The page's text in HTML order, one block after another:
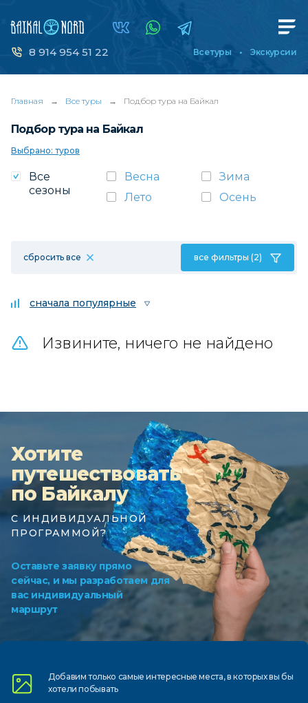
8 914 954 51 22 Все туры Экскурсии
Главная → Все туры → Подбор тура на Байкал
Подбор тура на Байкал
Выбрано: туров
Все
сезоны
Весна
Зима
Лето
Осень
сбросить все все фильтры (2)
сначала популярные
Извините, ничего не найдено
Хотите
путешествовать
по Байкалу
С ИНДИВИДУАЛЬНОЙ
ПРОГРАММОЙ?
Оставьте заявку прямо
сейчас, и мы разработаем для
вас индивидуальный
маршрут
Добавим только самыеинтересные места, в которыхвы бы
хотели побывать